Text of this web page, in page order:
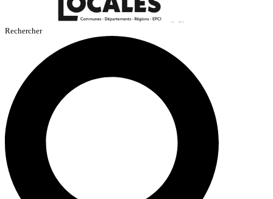
Rechercher